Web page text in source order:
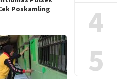
Poskamling
4
5